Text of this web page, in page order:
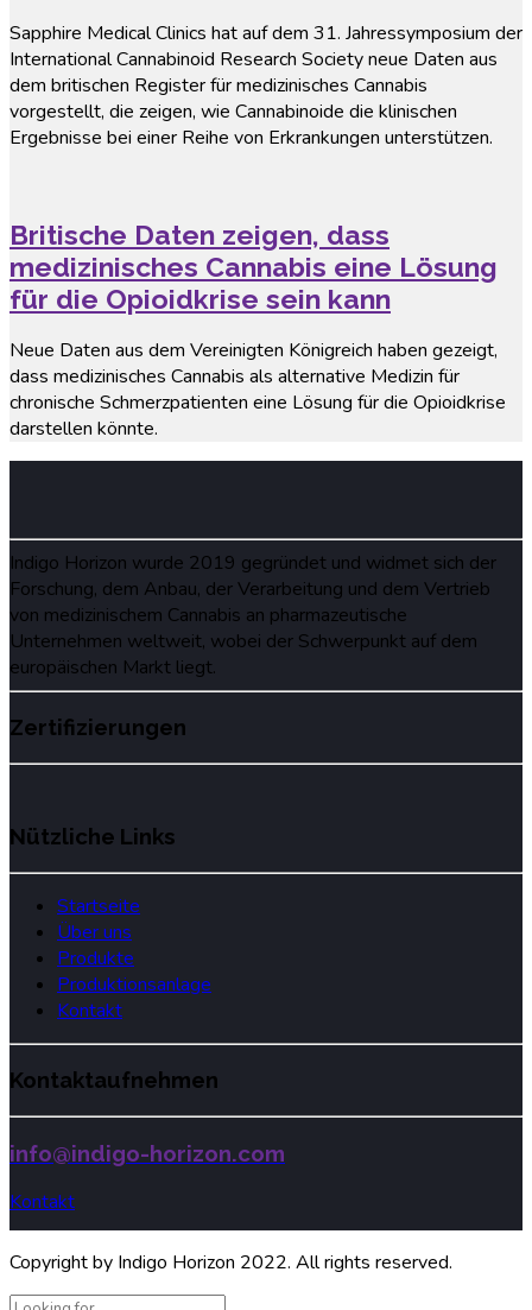
Sapphire Medical Clinics hat auf dem 31. Jahressymposium der
International Cannabinoid Research Society neue Daten aus
dem britischen Register für medizinisches Cannabis
vorgestellt, die zeigen, wie Cannabinoide die klinischen
Ergebnisse bei einer Reihe von Erkrankungen unterstützen.
Britische Daten zeigen, dass
medizinisches Cannabis eine Lösung
für die Opioidkrise sein kann
Neue Daten aus dem Vereinigten Königreich haben gezeigt,
dass medizinisches Cannabis als alternative Medizin für
chronische Schmerzpatienten eine Lösung für die Opioidkrise
darstellen könnte.
Indigo Horizon wurde 2019 gegründet und widmet sich der
Forschung, dem Anbau, der Verarbeitung und dem Vertrieb
von medizinischem Cannabis an pharmazeutische
Unternehmen weltweit, wobei der Schwerpunkt auf dem
europäischen Markt liegt.
Zertifizierungen
Nützliche Links
Startseite
Über uns
Produkte
Produktionsanlage
Kontakt
Kontaktaufnehmen
info@indigo-horizon.com
Kontakt
Copyright by Indigo Horizon 2022. All rights reserved.